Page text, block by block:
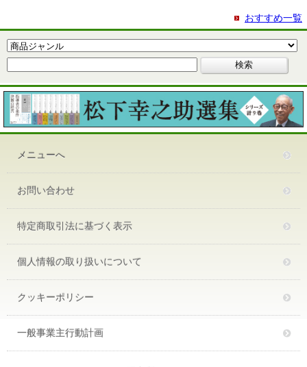
おすすめ一覧
メニューへ
お問い合わせ
特定商取引法に基づく表示
個人情報の取り扱いについて
クッキーポリシー
一般事業主行動計画